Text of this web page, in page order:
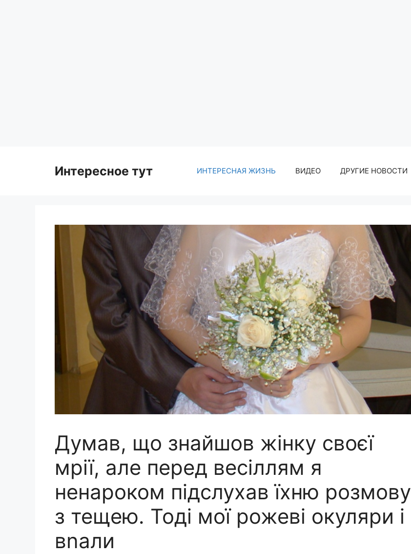
Интересное тут ИНТЕРЕСНАЯ ЖИЗНЬ ВИДЕО ДРУГИЕ НОВОСТИ
Думав, що знайшов жінку своєї
мрії, але перед весіллям я
ненароком підслухав їхню розмову
з тещею. Тоді мої рожеві окуляри і
вnали